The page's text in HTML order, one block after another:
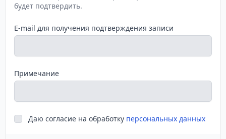
будет подтвердить.
E-mail для получения подтверждения записи
Примечание
Даю согласие на обработку персональных данных